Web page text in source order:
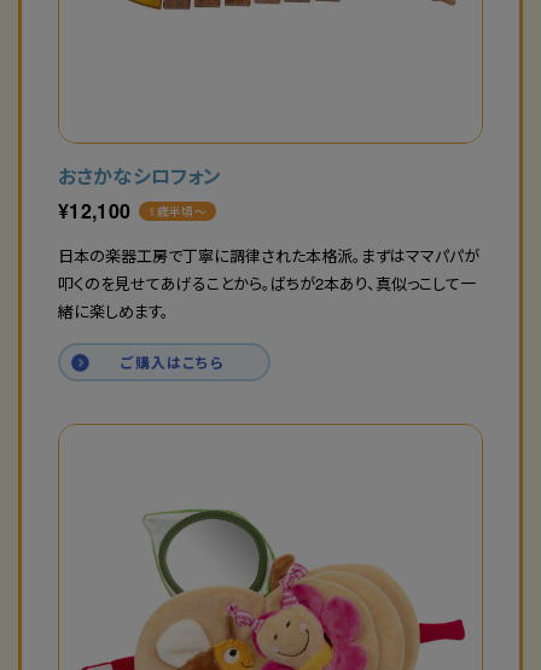
おさかなシロフォン
¥12,100 1歳半頃〜
日本の楽器工房で丁寧に調律された本格派。まずはママパパが
叩くのを見せてあげることから。ばちが2本あり、真似っこして一
緒に楽しめます。
ご購入はこちら